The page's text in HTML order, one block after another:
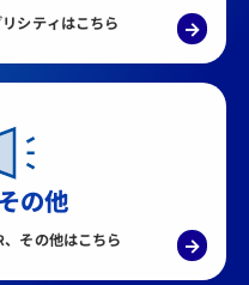
シティはこちら →
の他
その他はこちら →